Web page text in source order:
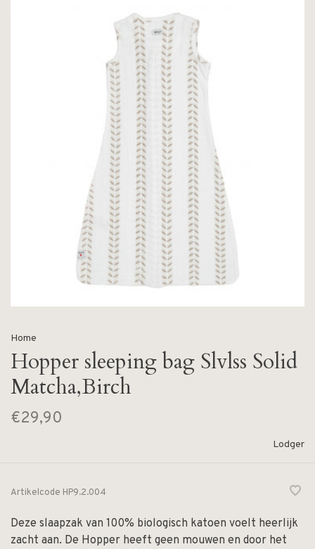
Home
Hopper sleeping bag Slvlss Solid
Matcha,Birch
€29,90
Lodger
Artikelcode HP9.2.004
Deze slaapzak van 100% biologisch katoen voelt heerlijk
zacht aan. De Hopper heeft geen mouwen en door het